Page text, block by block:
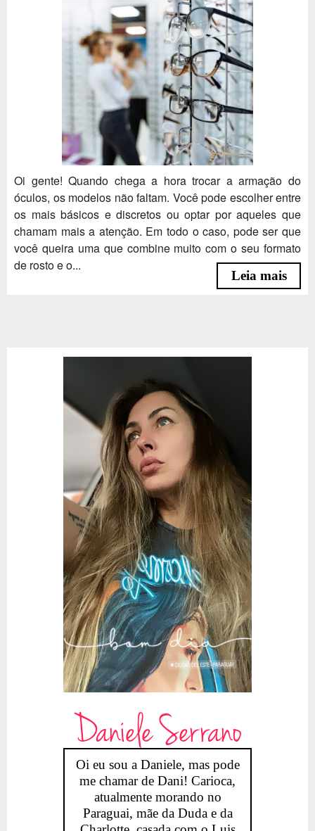
Oi gente! Quando chega a hora trocar a armação do
óculos, os modelos não faltam. Você pode escolher entre
os mais básicos e discretos ou optar por aqueles que
chamam mais a atenção. Em todo o caso, pode ser que
você queira uma que combine muito com o seu formato
de rosto e o...
Leia mais
Daniele Serrano
Oi eu sou a Daniele, mas pode
me chamar de Dani! Carioca,
atualmente morando no
Paraguai, mãe da Duda e da